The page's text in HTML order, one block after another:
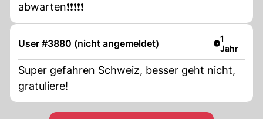
abwarten❗️❗️❗️❗️❗️
User #3880 (nicht angemeldet) Artikel
1
Jahr
Super gefahren Schweiz, besser geht nicht,
gratuliere!